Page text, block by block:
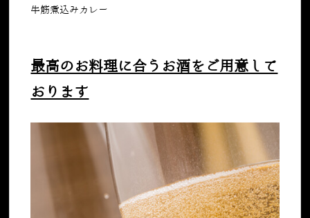
牛筋煮込みカレー
最高のお料理に合うお酒をご用意して
おります